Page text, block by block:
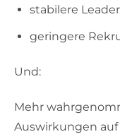
stabilere
geringere
Und:
Mehr
Auswirkungen